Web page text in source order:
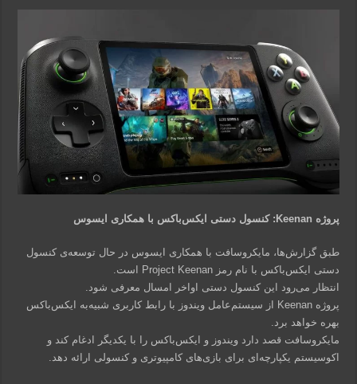
پروژه Keenan: کنسول دستی ایکس‌باکس با همکاری ایسوس
طبق گزارش‌ها، مایکروسافت با همکاری ایسوس در حال توسعه‌ی کنسول
دستی ایکس‌باکس با نام رمز Project Keenan است.
انتظار می‌رود این کنسول دستی اواخر امسال معرفی شود.
پروژه Keenan از سیستم‌عامل ویندوز با رابط کاربری شبیه‌به ایکس‌باکس
بهره خواهد برد.
مایکروسافت قصد دارد ویندوز و ایکس‌باکس را با یکدیگر ادغام کند و
اکوسیستم یکپارچه‌ای برای بازی‌های کامپیوتری و کنسولی ارائه دهد.